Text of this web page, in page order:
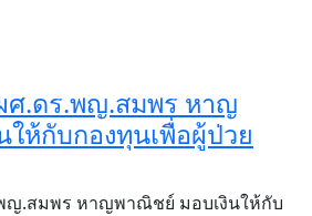
.ดร.พญ.สมพร หาญ
ห้กับกองทุนเพื่อผู้ป่วย
.สมพร หาญพาณิชย์ มอบเงินให้กับ